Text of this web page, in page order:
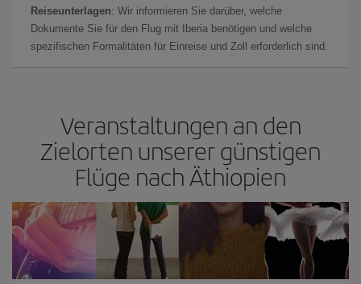
Reiseunterlagen: Wir informieren Sie darüber, welche
Dokumente Sie für den Flug mit Iberia benötigen und welche
spezifischen Formalitäten für Einreise und Zoll erforderlich sind.
Veranstaltungen an den
Zielorten unserer günstigen
Flüge nach Äthiopien